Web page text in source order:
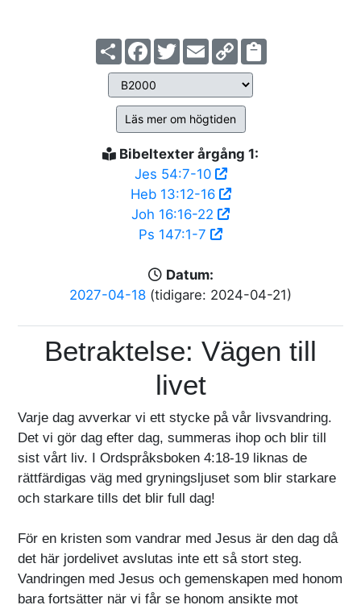
ShareFacebook
TwitterEmailCopy
Link
Läs mer om högtiden
Bibeltexter årgång 1:
Jes 54:7-10
Heb 13:12-16
Joh 16:16-22
Ps 147:1-7
Datum:
2027-04-18 (tidigare: 2024-04-21)
Betraktelse: Vägen till
livet
Varje dag avverkar vi ett stycke på vår livsvandring.
Det vi gör dag efter dag, summeras ihop och blir till
sist vårt liv. I Ordspråksboken 4:18-19 liknas de
rättfärdigas väg med gryningsljuset som blir starkare
och starkare tills det blir full dag!
För en kristen som vandrar med Jesus är den dag då
det här jordelivet avslutas inte ett så stort steg.
Vandringen med Jesus och gemenskapen med honom
bara fortsätter när vi får se honom ansikte mot